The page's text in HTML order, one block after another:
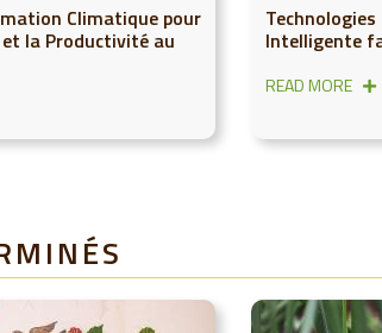
Climatique pour
la Productivité au Intelligente
READ MORE